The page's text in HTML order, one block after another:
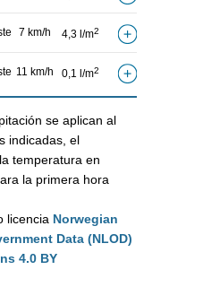
7 km/h 4,3 l/m2
11 km/h 0,1 l/m2
se aplican al
indicadas, el
temperatura en
la primera hora
licencia Norwegian
Data (NLOD)
4.0 BY